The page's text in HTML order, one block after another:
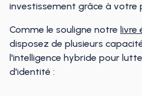
investissement grâce à votre
Comme le souligne notre livre
disposez de plusieurs
l'intelligence hybride pour
d'identité :